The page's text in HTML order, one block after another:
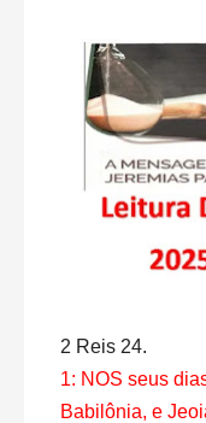
2 Reis 24.
1: NOS seus
Babilônia, e